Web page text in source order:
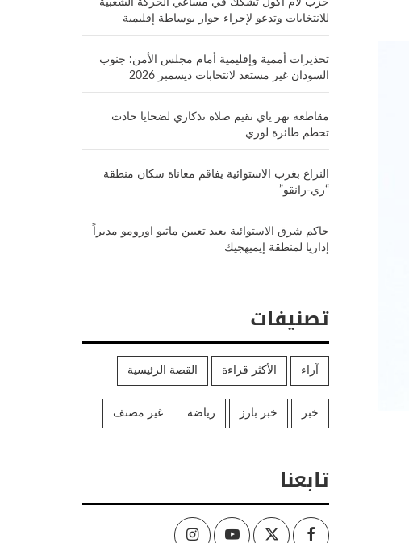
حزب لام أكول تشكك في مساعي الحركة الشعبية
للانتخابات وتدعو لإجراء حوار بوساطة إقليمية
تحذيرات أممية وإقليمية أمام مجلس الأمن: جنوب
السودان غير مستعد لانتخابات ديسمبر 2026
مقاطعة نهر ياي تقيم صلاة تذكاري لضحايا حادث
تحطم طائرة لوري
النزاع بغرب الاستوائية يفاقم معاناة سكان منطقة
“ري-رانقو”
حاكم شرق الاستوائية يعيد تعيين ماثيو اورومو مديراً
إداريا لمنطقة إيميهجيك
تصنيفات
آراء الأكثر قراءة القصة الرئيسية
خبر خبر بارز رياضة غير مصنف
تابعنا
Facebook
Twitter
Youtube
Instagram